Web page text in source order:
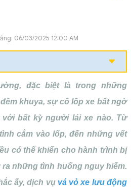
06/03/2025 12:00 AM
đặc biệt là trong những
khuya, sự cố lốp xe bất ngờ
bất kỳ người lái xe nào. Từ
cắm vào lốp, đến những vết
có thể khiến cho hành trình bị
ra những tình huống nguy hiểm.
ấy, dịch vụ vá vỏ xe lưu động